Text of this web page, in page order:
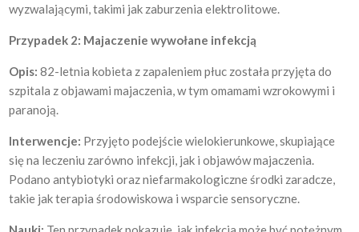
wyzwalającymi, takimi jak zaburzenia elektrolitowe.
Przypadek 2: Majaczenie wywołane infekcją
Opis: 82-letnia kobieta z zapaleniem płuc została przyjęta do
szpitala z objawami majaczenia, w tym omamami wzrokowymi i
paranoją.
Interwencje: Przyjęto podejście wielokierunkowe, skupiające
się na leczeniu zarówno infekcji, jak i objawów majaczenia.
Podano antybiotyki oraz niefarmakologiczne środki zaradcze,
takie jak terapia środowiskowa i wsparcie sensoryczne.